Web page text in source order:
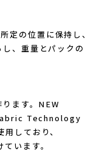
定の位置に保持し、
、重量とパックの
ます。NEW
Technology
しており、
います。